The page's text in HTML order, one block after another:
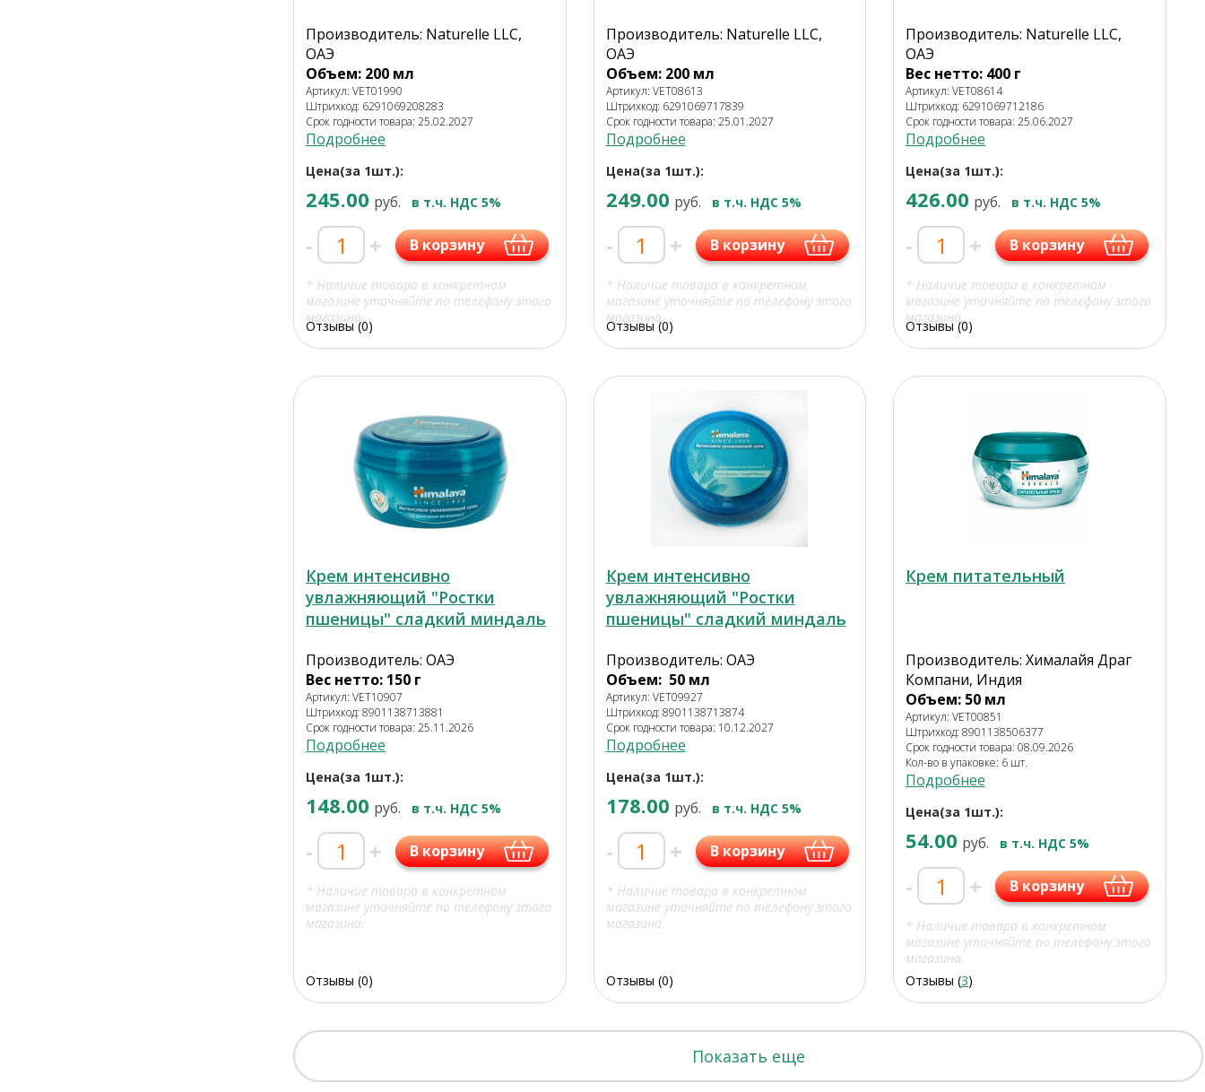
Производитель: Naturelle LLC,
ОАЭ
Объем: 200 мл
Артикул: VET01990
Штрихкод: 6291069208283
Срок годности товара: 25.02.2027
Подробнее
Цена(за 1шт.):
245.00 руб. в т.ч. НДС 5%
- + В корзину
* Наличие товара в конкретном
магазине уточняйте по телефону этого
магазина.
Отзывы (0)
Производитель: Naturelle LLC,
ОАЭ
Объем: 200 мл
Артикул: VET08613
Штрихкод: 6291069717839
Срок годности товара: 25.01.2027
Подробнее
Цена(за 1шт.):
249.00 руб. в т.ч. НДС 5%
- + В корзину
* Наличие товара в конкретном
магазине уточняйте по телефону этого
магазина.
Отзывы (0)
Производитель: Naturelle LLC,
ОАЭ
Вес нетто: 400 г
Артикул: VET08614
Штрихкод: 6291069712186
Срок годности товара: 25.06.2027
Подробнее
Цена(за 1шт.):
426.00 руб. в т.ч. НДС 5%
- + В корзину
* Наличие товара в конкретном
магазине уточняйте по телефону этого
магазина.
Отзывы (0)
Крем интенсивно
увлажняющий "Ростки
пшеницы" сладкий миндаль
Производитель: ОАЭ
Вес нетто: 150 г
Артикул: VET10907
Штрихкод: 8901138713881
Срок годности товара: 25.11.2026
Подробнее
Цена(за 1шт.):
148.00 руб. в т.ч. НДС 5%
- + В корзину
* Наличие товара в конкретном
магазине уточняйте по телефону этого
магазина.
Отзывы (0)
Крем интенсивно
увлажняющий "Ростки
пшеницы" сладкий миндаль
Производитель: ОАЭ
Объем: 50 мл
Артикул: VET09927
Штрихкод: 8901138713874
Срок годности товара: 10.12.2027
Подробнее
Цена(за 1шт.):
178.00 руб. в т.ч. НДС 5%
- + В корзину
* Наличие товара в конкретном
магазине уточняйте по телефону этого
магазина.
Отзывы (0)
Крем питательный
Производитель: Хималайя Драг
Компани, Индия
Объем: 50 мл
Артикул: VET00851
Штрихкод: 8901138506377
Срок годности товара: 08.09.2026
Кол-во в упаковке: 6 шт.
Подробнее
Цена(за 1шт.):
54.00 руб. в т.ч. НДС 5%
- + В корзину
* Наличие товара в конкретном
магазине уточняйте по телефону этого
магазина.
Отзывы (3)
Показать еще